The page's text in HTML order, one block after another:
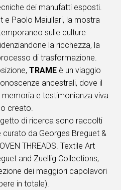
dei manufatti esposti.
e Paolo Maiullari, la mostra
sulle culture
la ricchezza, la
di trasformazione.
TRAME è un viaggio
ancestrali, dove il
e testimonianza viva
creato.
di ricerca sono raccolti
curato da Georges Breguet &
THREADS. Textile Art
and Zuellig Collections,
dei maggiori capolavori
in totale).